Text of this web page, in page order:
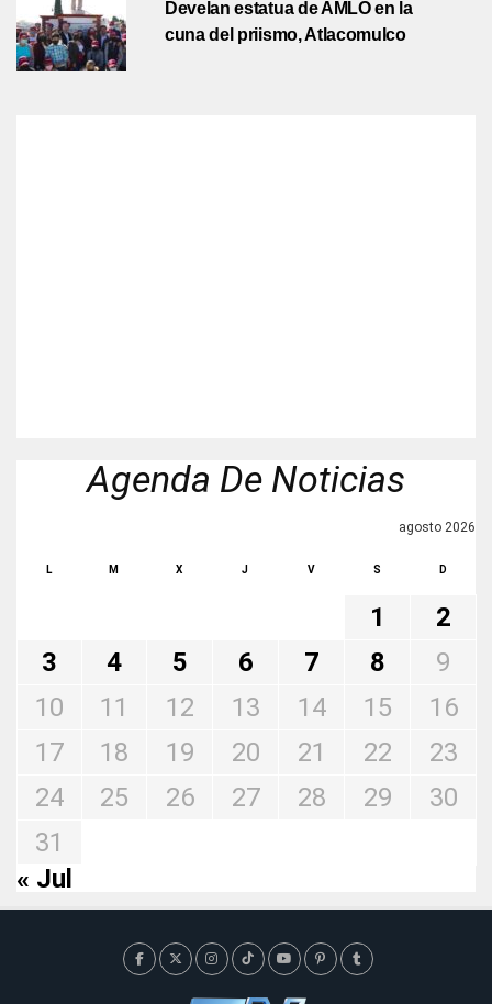
Develan estatua de AMLO en la
cuna del priismo, Atlacomulco
Agenda De Noticias
agosto 2026
L M X J V S D
1
2
3
4 5 6 7 8
9
10
11 12 13 14 15
16
17
18 19 20 21 22
23
24
25 26 27 28 29
30
31
« Jul